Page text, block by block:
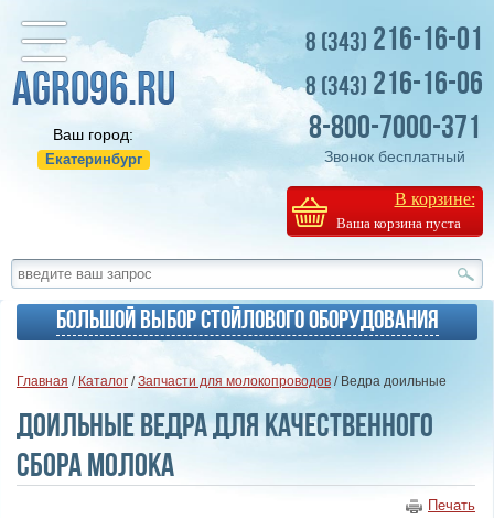
Ваш город:
Екатеринбург
8 (343) 216-16-01
8 (343) 216-16-06
8-800-7000-371
Звонок бесплатный
В корзине:
Ваша корзина пуста
Большой выбор стойлового оборудования
Главная / Каталог /Запчасти для молокопроводов / Ведра доильные
Доильные ведра для качественного
сбора молока
Печать